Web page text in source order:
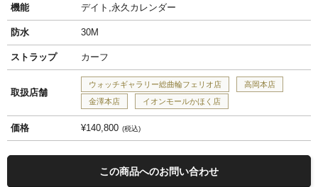
機能 デイト,永久カレンダー
防水 30M
ストラップ カーフ
取扱店舗
ウォッチギャラリー総曲輪フェリオ店
高岡本店
金澤本店
イオンモールかほく店
価格 ¥140,800 税込
この商品へのお問い合わせ